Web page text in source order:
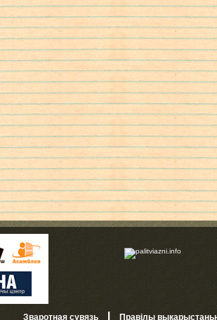
Зваротная сувязь| Правілы